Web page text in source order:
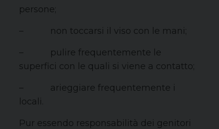
persone;
– non toccarsi il viso con le mani;
– pulire frequentemente le
superfici con le quali si viene a contatto;
– arieggiare frequentemente i
locali.
Pur essendo responsabilità dei genitori